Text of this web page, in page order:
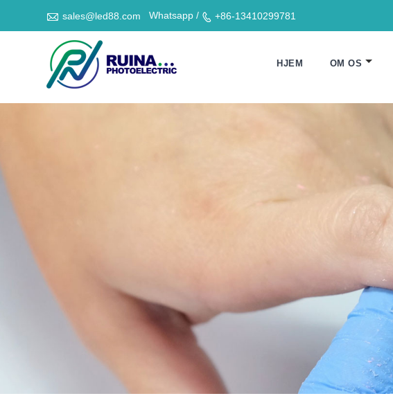
 sales@led88.com Whatsapp /  +86-13410299781
HJEM OM OS